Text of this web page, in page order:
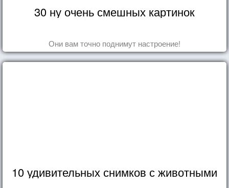
30 ну очень смешных картинок
Они вам точно поднимут настроение!
10 удивительных снимков с животными